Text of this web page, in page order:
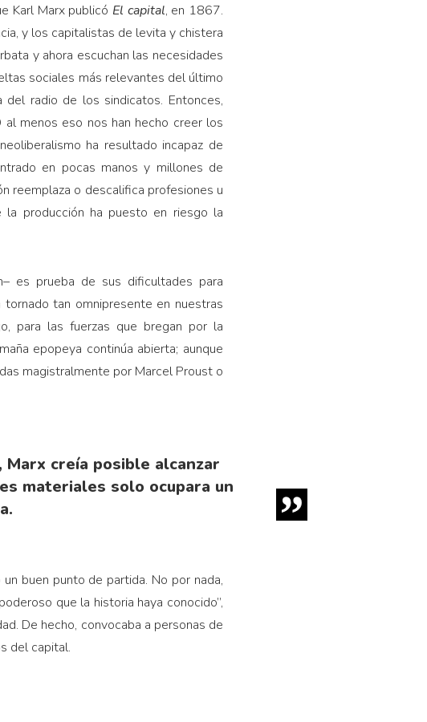
Karl Marx publicó El capital, en 1867.
y los capitalistas de levita y chistera
y ahora escuchan las necesidades
sociales más relevantes del último
del radio de los sindicatos. Entonces,
menos eso nos han hecho creer los
ha resultado incapaz de
en pocas manos y millones de
reemplaza o descalifica profesiones u
producción ha puesto en riesgo la
es prueba de sus dificultades para
tan omnipresente en nuestras
para las fuerzas que bregan por la
epopeya continúa abierta; aunque
magistralmente por Marcel Proust o
creía posible alcanzar
materiales solo ocupara un
buen punto de partida. No por nada,
que la historia haya conocido”,
De hecho, convocaba a personas de
del capital.